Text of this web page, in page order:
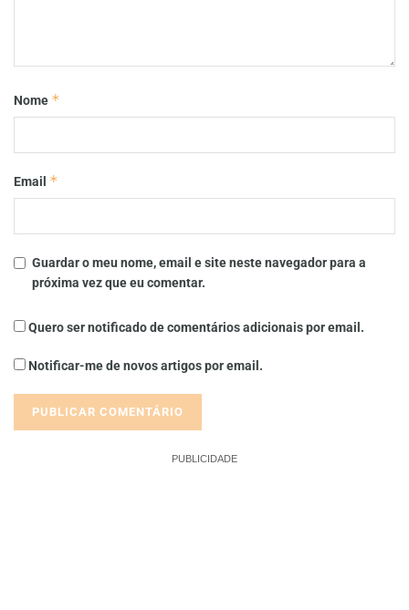
Nome *
Email *
Guardar o meu nome, email e site neste navegador para a
próxima vez que eu comentar.
Quero ser notificado de comentários adicionais por email.
Notificar-me de novos artigos por email.
PUBLICIDADE